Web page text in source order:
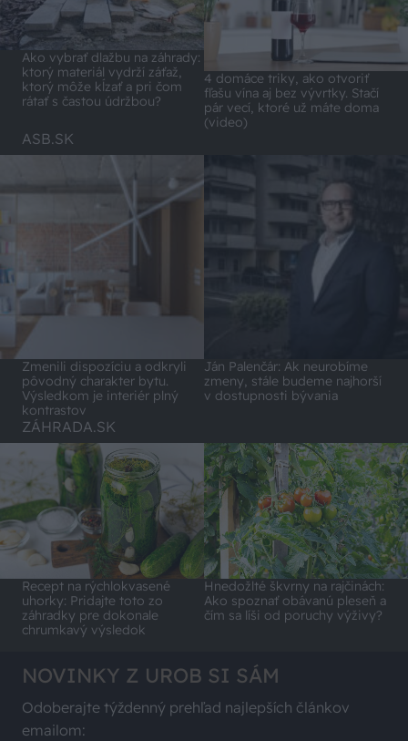
Ako vybrať dlažbu na záhrady:
ktorý materiál vydrží záťaž,
ktorý môže kĺzať a pri čom
rátať s častou údržbou?
4 domáce triky, ako otvoriť
fľašu vína aj bez vývrtky. Stačí
pár vecí, ktoré už máte doma
(video)
ASB.SK
Zmenili dispozíciu a odkryli
pôvodný charakter bytu.
Výsledkom je interiér plný
kontrastov
Ján Palenčár: Ak neurobíme
zmeny, stále budeme najhorší
v dostupnosti bývania
ZÁHRADA.SK
Recept na rýchlokvasené
uhorky: Pridajte toto zo
záhradky pre dokonale
chrumkavý výsledok
Hnedožlté škvrny na rajčinách:
Ako spoznať obávanú pleseň a
čím sa líši od poruchy výživy?
NOVINKY Z UROB SI SÁM
Odoberajte týždenný prehľad najlepších článkov
emailom: